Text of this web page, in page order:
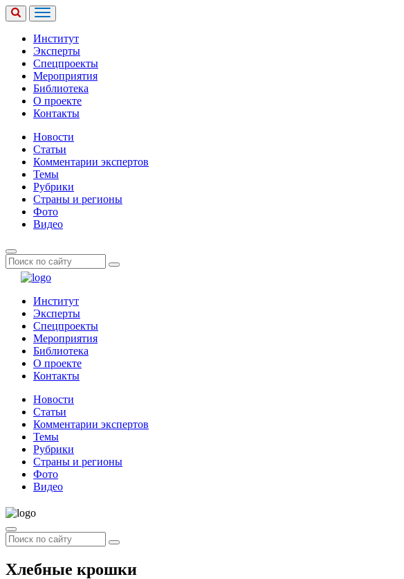
Институт
Эксперты
Спецпроекты
Мероприятия
Библиотека
О проекте
Контакты
Новости
Статьи
Комментарии экспертов
Темы
Рубрики
Страны и регионы
Фото
Видео
Институт
Эксперты
Спецпроекты
Мероприятия
Библиотека
О проекте
Контакты
Новости
Статьи
Комментарии экспертов
Темы
Рубрики
Страны и регионы
Фото
Видео
Хлебные крошки